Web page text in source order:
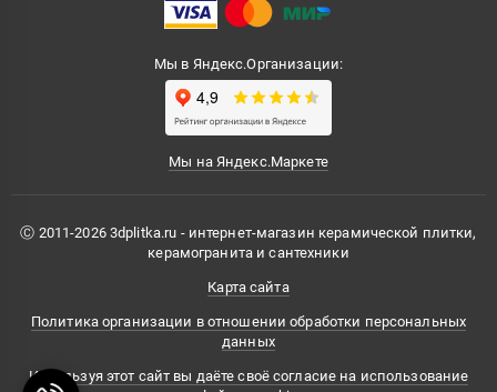
Мы в Яндекс.Организации:
Мы на Яндекс.Маркете
Ⓒ 2011-2026 3dplitka.ru - интернет-магазин керамической плитки,
керамогранита и сантехники
Карта сайта
Политика организации в отношении обработки персональных
данных
Используя этот сайт вы даёте своё согласие на использование